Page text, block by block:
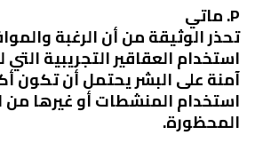
P. ماتي
تحذر الوثيقة من أن الرغبة
استخدام العقاقير التجريبية التي
آمنة على البشر يحتمل أن تكون
استخدام المنشطات أو غيرها من
المحظورة.